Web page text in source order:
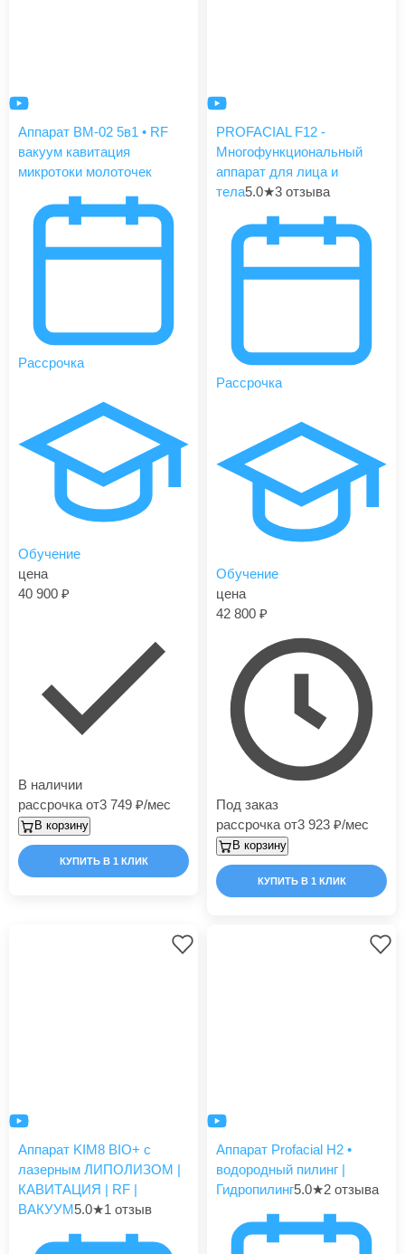
Аппарат BM-02 5в1 • RF
вакуум кавитация
микротоки молоточек
Рассрочка
Обучение
цена
40 900
В наличии
рассрочка от3 749 /мес
В корзину
КУПИТЬ В 1 КЛИК
PROFACIAL F12 -
Многофункциональный
аппарат для лица и
тела5.0★3 отзыва
Рассрочка
Обучение
цена
42 800
Под заказ
рассрочка от3 923 /мес
В корзину
КУПИТЬ В 1 КЛИК
Аппарат KIM8 BIO+ с
лазерным ЛИПОЛИЗОМ |
КАВИТАЦИЯ | RF |
ВАКУУМ5.0★1 отзыв
Аппарат Profacial H2 •
водородный пилинг |
Гидропилинг5.0★2 отзыва